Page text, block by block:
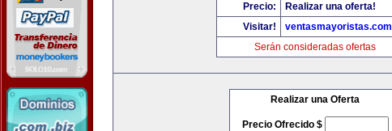
Precio:
Realizar una oferta!
Visitar!
ventasmayoristas.com
Serán consideradas ofertas
Realizar una Oferta
Precio Ofrecido $